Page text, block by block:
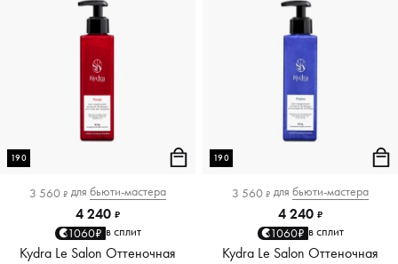
190
3 560 ₽ для бьюти-мастера
4 240 ₽
1060₽ в сплит
Kydra Le Salon Оттеночная
190
3 560 ₽ для бьюти-мастера
4 240 ₽
1060₽ в сплит
Kydra Le Salon Оттеночная